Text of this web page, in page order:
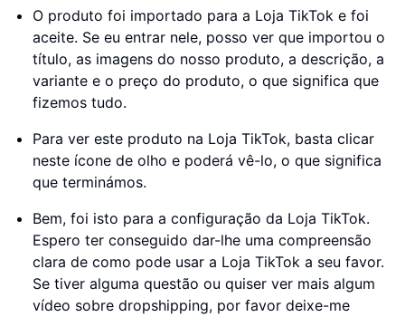
O produto foi importado para a Loja TikTok e foi
aceite. Se eu entrar nele, posso ver que importou o
título, as imagens do nosso produto, a descrição, a
variante e o preço do produto, o que significa que
fizemos tudo.
Para ver este produto na Loja TikTok, basta clicar
neste ícone de olho e poderá vê-lo, o que significa
que terminámos.
Bem, foi isto para a configuração da Loja TikTok.
Espero ter conseguido dar-lhe uma compreensão
clara de como pode usar a Loja TikTok a seu favor.
Se tiver alguma questão ou quiser ver mais algum
vídeo sobre dropshipping, por favor deixe-me